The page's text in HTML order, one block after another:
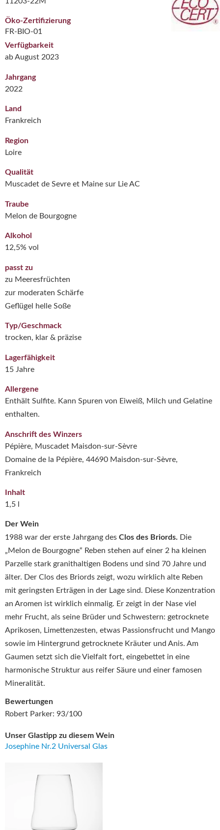
Der Wein
1988 war der erste Jahrgang des Clos des Briords. Die
„Melon de Bourgogne“ Reben stehen auf einer 2 ha kleinen
Parzelle stark granithaltigen Bodens und sind 70 Jahre und
älter. Der Clos des Briords zeigt, wozu wirklich alte Reben
mit geringsten Erträgen in der Lage sind. Diese Konzentration
an Aromen ist wirklich einmalig. Er zeigt in der Nase viel
mehr Frucht, als seine Brüder und Schwestern: getrocknete
Aprikosen, Limettenzesten, etwas Passionsfrucht und Mango
sowie im Hintergrund getrocknete Kräuter und Anis. Am
Gaumen setzt sich die Vielfalt fort, eingebettet in eine
harmonische Struktur aus reifer Säure und einer famosen
Mineralität.
Bewertungen
Robert Parker: 93/100
Unser Glastipp zu diesem Wein
Josephine Nr.2 Universal Glas
Öko-Zertifizierung
FR-BIO-01
Verfügbarkeit
ab August 2023
Jahrgang
2022
Land
Frankreich
Region
Loire
Qualität
Muscadet de Sevre et Maine sur Lie AC
Traube
Melon de Bourgogne
Alkohol
12,5% vol
passt zu
zu Meeresfrüchten
zur moderaten Schärfe
Geflügel helle Soße
Typ/Geschmack
trocken, klar & präzise
Lagerfähigkeit
15 Jahre
Allergene
Enthält Sulfite. Kann Spuren von Eiweiß, Milch und Gelatine
enthalten.
Anschrift des Winzers
Pépière, Muscadet Maisdon-sur-Sèvre
Domaine de la Pépière, 44690 Maisdon-sur-Sèvre,
Frankreich
Inhalt
1,5 l